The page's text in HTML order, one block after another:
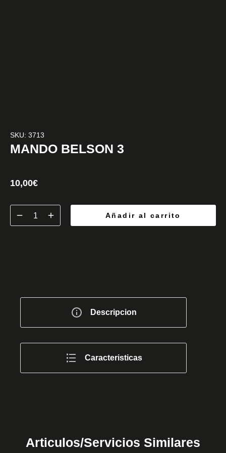
SKU: 3713
MANDO BELSON 3
10,00€
Añadir al carrito
Descripcion
Caracteristicas
Articulos/Servicios Similares